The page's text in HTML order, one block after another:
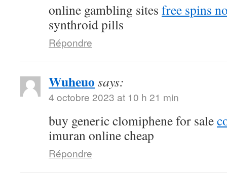
online gambling sites free spins
synthroid pills
Répondre
Wuheuo says:
4 octobre 2023 at 10 h 21 min
buy generic clomiphene for sale
imuran online cheap
Répondre